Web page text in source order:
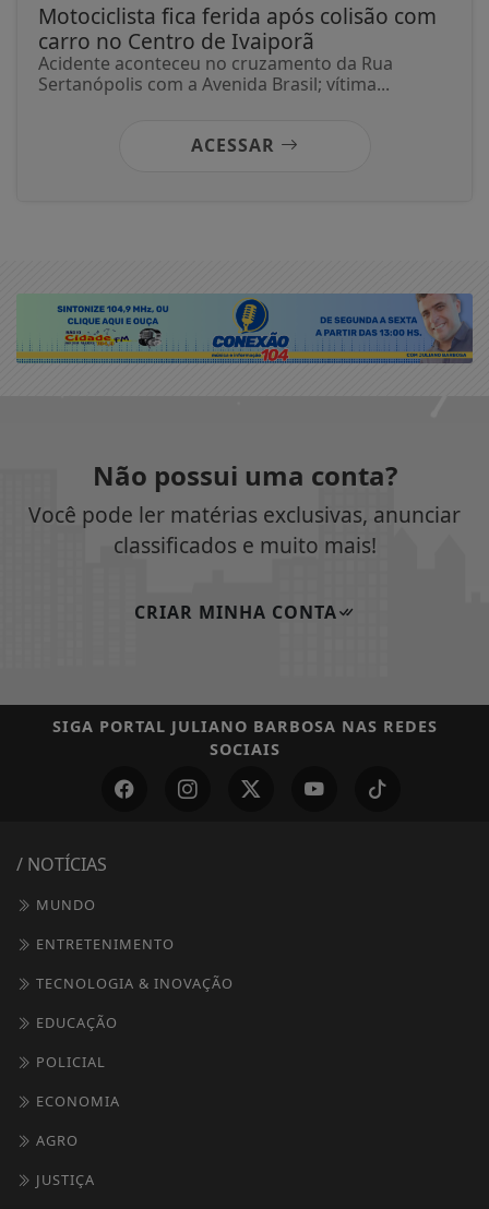
Motociclista fica ferida após colisão com
carro no Centro de Ivaiporã
Acidente aconteceu no cruzamento da Rua
Sertanópolis com a Avenida Brasil; vítima...
ACESSAR
Não possui uma conta?
Você pode ler matérias exclusivas, anunciar
classificados e muito mais!
CRIAR MINHA CONTA
SIGA PORTAL JULIANO BARBOSA NAS REDES
SOCIAIS
/ NOTÍCIAS
MUNDO
ENTRETENIMENTO
TECNOLOGIA & INOVAÇÃO
EDUCAÇÃO
POLICIAL
ECONOMIA
AGRO
JUSTIÇA